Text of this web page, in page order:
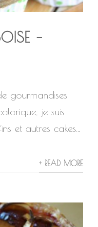
–
gourmandises
je suis
et autres cakes...
+ READ MORE